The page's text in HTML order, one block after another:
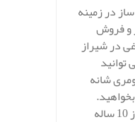
در زمینه
و فروش
در شیراز
شانه
شرکت ما با سابقه بیش از 10 ساله